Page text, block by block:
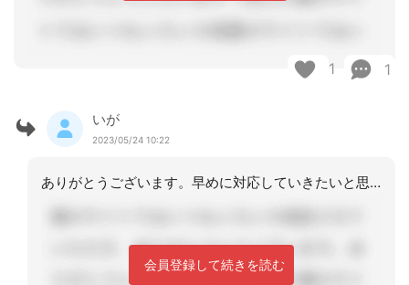
1 1
いが
2023/05/24 10:22
ありがとうございます。早めに対応していきたいと思います。
会員登録して続きを読む